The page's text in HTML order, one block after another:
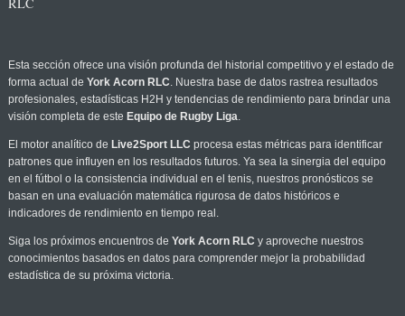
Esta sección ofrece una visión profunda del historial competitivo y el estado de
forma actual de York Acorn RLC. Nuestra base de datos rastrea resultados
profesionales, estadísticas H2H y tendencias de rendimiento para brindar una
visión completa de este Equipo de Rugby Liga.
El motor analítico de Live2Sport LLC procesa estas métricas para identificar
patrones que influyen en los resultados futuros. Ya sea la sinergia del equipo
en el fútbol o la consistencia individual en el tenis, nuestros pronósticos se
basan en una evaluación matemática rigurosa de datos históricos e
indicadores de rendimiento en tiempo real.
Siga los próximos encuentros de York Acorn RLC y aproveche nuestros
conocimientos basados en datos para comprender mejor la probabilidad
estadística de su próxima victoria.